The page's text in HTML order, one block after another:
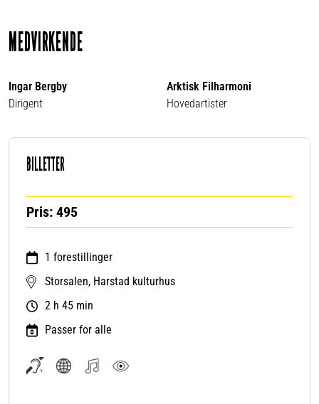
MEDVIRKENDE
Ingar Bergby
Dirigent
Arktisk Filharmoni
Hovedartister
BILLETTER
Pris: 495
1 forestillinger
Storsalen, Harstad kulturhus
2 h 45 min
Passer for alle